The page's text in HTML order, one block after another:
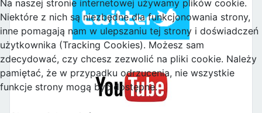
Na naszej stronie internetowej używamy plików cookie.
Niektóre z nich są niezbędne dla funkcjonowania strony,
inne pomagają nam w ulepszaniu tej strony i doświadczeń
użytkownika (Tracking Cookies). Możesz sam
zdecydować, czy chcesz zezwolić na pliki cookie. Należy
pamiętać, że w przypadku odrzucenia, nie wszystkie
funkcje strony mogą być dostępne.